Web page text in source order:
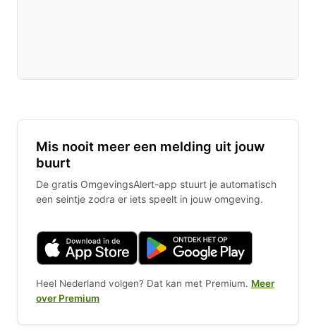
Mis nooit meer een melding uit jouw
buurt
De gratis OmgevingsAlert-app stuurt je automatisch
een seintje zodra er iets speelt in jouw omgeving.
Heel Nederland volgen? Dat kan met Premium. Meer
over Premium